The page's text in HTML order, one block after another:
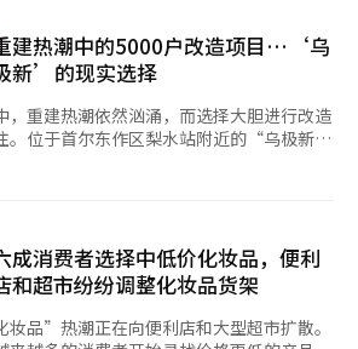
竞争的局面。”
铺的库存情况，用户可以按照预约顺序领
，产品组合是随机的，但相比正常价格可便
，用户之间的反馈包括：“我以不到1万韩
面包”，“因此大大节省了零食费用”等好
折扣销售库存商品和展示商品的翻新品
数量从2023年的22家增加到去年的27
更容易获取超低价信息。由于物价上涨导
的生活水平必须维持，因此只能积极寻找
期临近，寻找肥胖治疗药物的女性们也纷
街，作为“药局街”已有60多年历史，正在
这里的主要顾客是60岁以上的老年人。为了
药、消化药和感冒药等常备药物，以及高
药物，许多人甚至从外地乘坐巴士前来。最
和肥胖治疗药物的2030年轻人明显增多。
的药剂师李某（60多岁）表示：“大多数
处方来，听说药价便宜，很多人都来。无
收到的。”年轻男性的脱发问题在就诊患
据健康保险审查评价院的数据，去年因脱
人，其中20岁患者35803人，30岁患
者占总患者的36.5%。最近，钟路5街药
性的比例急剧上升。假期临近，许多人前
人之间甚至出现了将“钟路”和“毛发治
大至50万韩元。海外医疗费用的保障金额
韩元。 标准型计划则保障航班
元，海外医疗费用也分别保障5000万韩
26项，标准型为24项，实惠型为17项。这
的和预算选择保障范围和保险费用。 高
疾病的诊断费用，如热病和寒冷病等。
示：“我们调整了产品，以便客户能够轻
行趋势和客户需求，提高保障竞争力和投
人工智能（AI）系统翻译与编辑。
建热潮中的5000户改造项目…‘乌
新’的现实选择
，重建热潮依然汹涌，而选择大胆进行改造
。位于首尔东作区梨水站附近的“乌极新
新东亚4期）”由于现有容积率较高，难
施工单位选定的现场说明会，但只有浦项
内人士认为，重新招标后与浦项建设签订
确保足够的普通分配量，导致项目性下
模糊的重建，正是基于这一背景。 浦项
成消费者选择中低价化妆品，便利
和超市纷纷调整化妆品货架
品”热潮正在向便利店和大型超市扩散。